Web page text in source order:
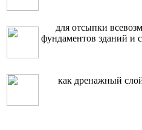
для отсыпки
фундаментов зданий и
как дренажный